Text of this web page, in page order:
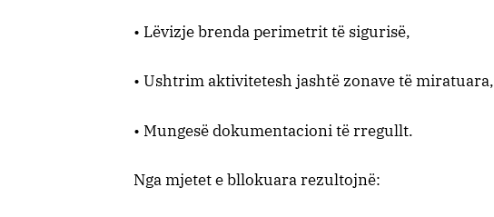
• Lëvizje brenda perimetrit të sigurisë,
• Ushtrim aktivitetesh jashtë zonave të miratuara,
• Mungesë dokumentacioni të rregullt.
Nga mjetet e bllokuara rezultojnë: